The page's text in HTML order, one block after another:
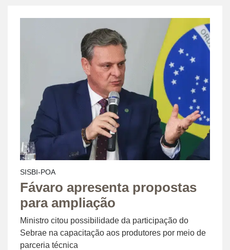
SISBI-POA
Fávaro apresenta propostas
para ampliação
Ministro citou possibilidade da participação do
Sebrae na capacitação aos produtores por meio de
parceria técnica